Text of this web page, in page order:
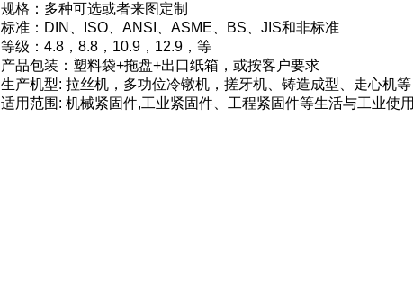
规格：多种可选或者来图定制
标准：DIN、ISO、ANSI、ASME、BS、JIS和非标准
等级：4.8，8.8，10.9，12.9，等
产品包装：塑料袋+拖盘+出口纸箱，或按客户要求
生产机型: 拉丝机，多功位冷镦机，搓牙机、铸造成型、走心机等
适用范围: 机械紧固件,工业紧固件、工程紧固件等生活与工业使用